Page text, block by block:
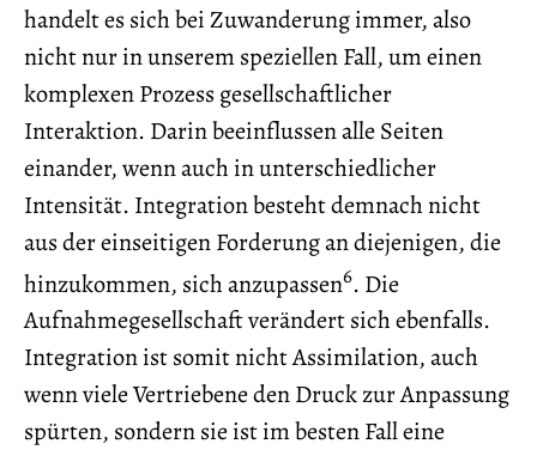
handelt es sich bei Zuwanderung immer, also
nicht nur in unserem speziellen Fall, um einen
komplexen Prozess gesellschaftlicher
Interaktion. Darin beeinflussen alle Seiten
einander, wenn auch in unterschiedlicher
Intensität. Integration besteht demnach nicht
aus der einseitigen Forderung an diejenigen, die
hinzukommen, sich anzupassen6. Die
Aufnahmegesellschaft verändert sich ebenfalls.
Integration ist somit nicht Assimilation, auch
wenn viele Vertriebene den Druck zur Anpassung
spürten, sondern sie ist im besten Fall eine